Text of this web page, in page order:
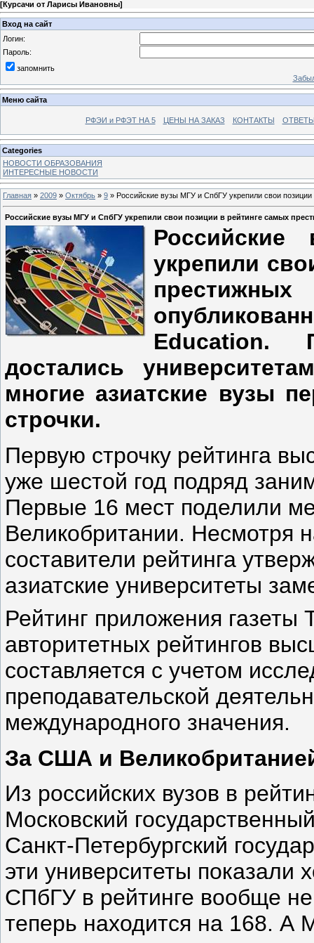
[Курсачи от Ларисы Ивановны]
Вход на сайт
Логин:
Пароль:
запомнить
Меню сайта
РФЭИ и РФЭТ НА 5 ЦЕНЫ НА ЗАКАЗ КОНТАКТЫ
Categories
НОВОСТИ ОБРАЗОВАНИЯ
ИНТЕРЕСНЫЕ НОВОСТИ
Главная » 2009 » Октябрь » 9 » Российские вузы МГУ и СпбГУ укрепили свои
Российские вузы МГУ и СпбГУ укрепили свои позиции в рейтинге самых
укрепили
Education.
достались
многие азиатские вузы
строчки.
Первую строчку рейтинга
уже шестой год подряд
Первые 16 мест поделили
Великобритании. Несмотря
составители рейтинга
азиатские университеты
Рейтинг приложения газеты
авторитетных рейтингов
составляется с учетом
преподавательской
международного значения.
За США и
Из российских вузов в
Московский
Санкт-Петербургский
эти университеты показали
СПбГУ в рейтинге вообще
теперь находится на 168. А